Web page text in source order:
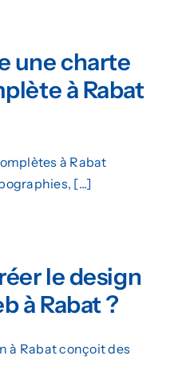
une charte
à Rabat
à Rabat
[...]
le design
à Rabat ?
à Rabat conçoit des